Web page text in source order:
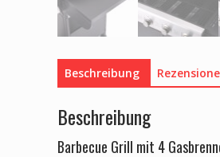
Beschreibung
Beschreibung
Barbecue Grill mit 4